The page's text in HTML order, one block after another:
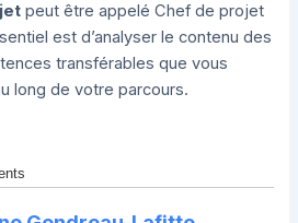
peut être appelé Chef de projet
est d’analyser le contenu des
transférables que vous
long de votre parcours.